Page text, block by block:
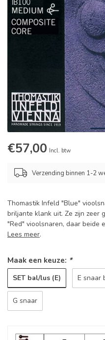
€57,00 Incl. btw
Verzending binnen 1-2
Thomastik Infeld "Blue"
briljante klank uit. Ze zijn zeer
"Red" vioolsnaren, daar beide
Lees meer.
Maak een keuze: *
SET bal/lus (E) E snaar
G snaar